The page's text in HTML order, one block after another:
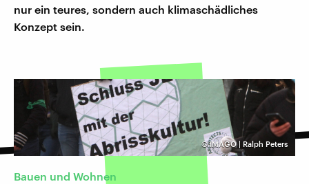
nur ein teures, sondern auch klimaschädliches
Konzept sein.
©IMAGO | Ralph Peters
Bauen und Wohnen